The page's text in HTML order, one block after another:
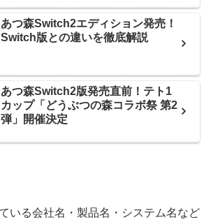
あつ森Switch2エディション発売！
Switch版との違いを徹底解説
あつ森Switch2版発売直前！テト1
カップ「どうぶつの森コラボ祭 第2
弾」開催決定
いる会社名・製品名・システム名など